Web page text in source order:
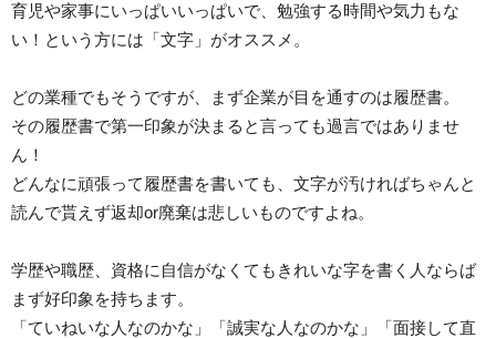
育児や家事にいっぱいいっぱいで、勉強する時間や気力もな
い！という方には「文字」がオススメ。
どの業種でもそうですが、まず企業が目を通すのは履歴書。
その履歴書で第一印象が決まると言っても過言ではありませ
ん！
どんなに頑張って履歴書を書いても、文字が汚ければちゃんと
読んで貰えず返却or廃棄は悲しいものですよね。
学歴や職歴、資格に自信がなくてもきれいな字を書く人ならば
まず好印象を持ちます。
「ていねいな人なのかな」「誠実な人なのかな」「面接して直